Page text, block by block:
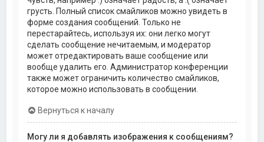
грусть. Полный список смайликов можно увидеть в
форме создания сообщений. Только не
перестарайтесь, используя их: они легко могут
сделать сообщение нечитаемым, и модератор
может отредактировать ваше сообщение или
вообще удалить его. Администратор конференции
также может ограничить количество смайликов,
которое можно использовать в сообщении.
Вернуться к началу
Могу ли я добавлять изображения к сообщениям?